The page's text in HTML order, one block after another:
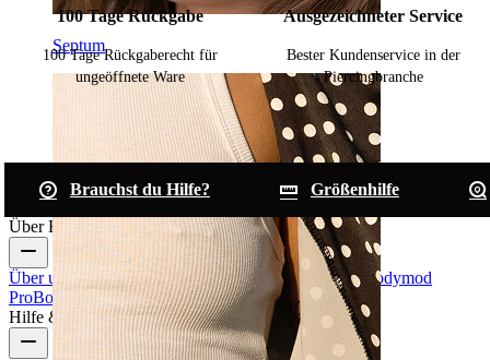
Septum
100 Tage Rückgabe
100 Tage Rückgaberecht für
ungeöffnete Ware
Ausgezeichneter Service
Bester Kundenservice in der
Piercingbranche
Brauchst du Hilfe?
Größenhilfe
Über Bodymod
Über uns BlogBedingungen & Konditionen Kontakt Bodymod
ProBodymod CreatorsBodymod Bewertungen
Hilfe & Infos